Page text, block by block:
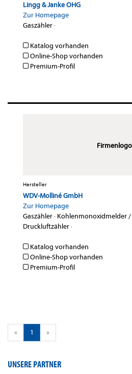
Lingg & Janke OHG
Zur Homepage
Gaszähler·
Katalog vorhanden
Online-Shop vorhanden
Premium-Profil
Firmenlogo
Hersteller
WDV-Molliné GmbH
Zur Homepage
Gaszähler· Kohlenmonoxidmelder /
Druckluftzähler·
Katalog vorhanden
Online-Shop vorhanden
Premium-Profil
« 1 »
UNSERE PARTNER